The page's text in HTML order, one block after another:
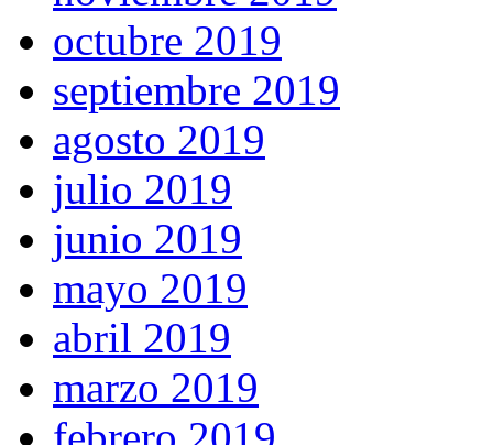
octubre 2019
septiembre 2019
agosto 2019
julio 2019
junio 2019
mayo 2019
abril 2019
marzo 2019